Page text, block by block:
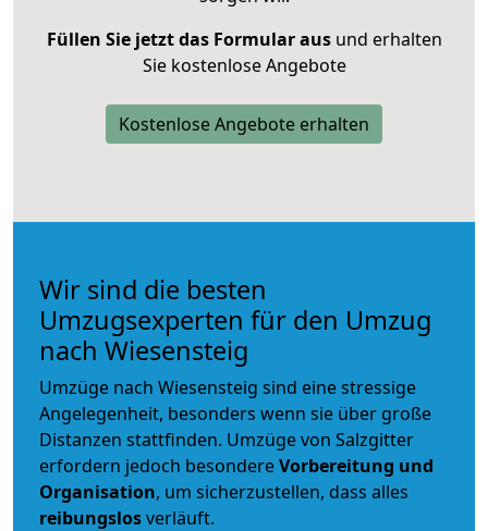
Füllen Sie jetzt das Formular ausund erhalten
Sie kostenlose Angebote
Kostenlose Angebote erhalten
Wir sind die besten
Umzugsexperten für den Umzug
nach Wiesensteig
Umzüge nach Wiesensteig sind eine stressige
Angelegenheit, besonders wenn sie über große
Distanzen stattfinden. Umzüge von Salzgitter
erfordern jedoch besondereVorbereitung und
Organisation, um sicherzustellen, dass alles
reibungslosverläuft.